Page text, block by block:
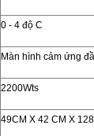
0 - 4 độ C
Màn hình cảm ứng
2200Wts
49CM X 42 CM X